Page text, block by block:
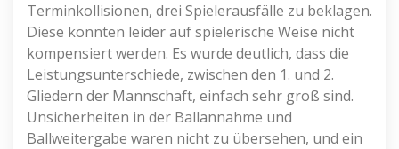
Terminkollisionen, drei Spielerausfälle zu beklagen.
Diese konnten leider auf spielerische Weise nicht
kompensiert werden. Es wurde deutlich, dass die
Leistungsunterschiede, zwischen den 1. und 2.
Gliedern der Mannschaft, einfach sehr groß sind.
Unsicherheiten in der Ballannahme und
Ballweitergabe waren nicht zu übersehen, und ein